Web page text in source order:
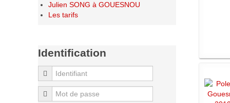
Julien SONG à GOUESNOU
Les tarifs
Identification
Identifiant
Mot de passe